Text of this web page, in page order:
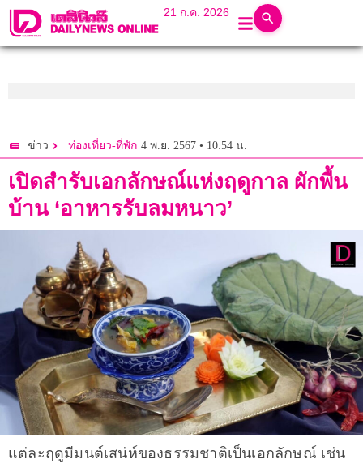
21 ก.ค. 2026
ข่าว ท่องเที่ยว-ที่พัก 4 พ.ย. 2567 • 10:54 น.
เปิดสำรับเอกลักษณ์แห่งฤดูกาล ผักพื้น
บ้าน ‘อาหารรับลมหนาว’
แต่ละฤดูมีมนต์เสน่ห์ของธรรมชาติเป็นเอกลักษณ์ เช่น